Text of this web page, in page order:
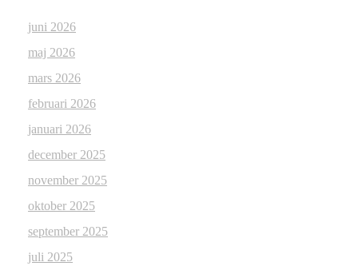
juni 2026
maj 2026
mars 2026
februari 2026
januari 2026
december 2025
november 2025
oktober 2025
september 2025
juli 2025